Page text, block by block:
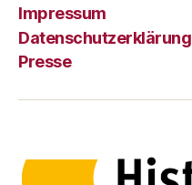
Impressum
Datenschutzerklärung
Presse